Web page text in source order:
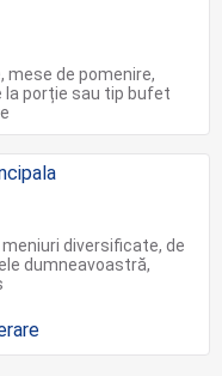
de pomenire,
la porție sau tip bufet
diversificate, de
dumneavoastră,